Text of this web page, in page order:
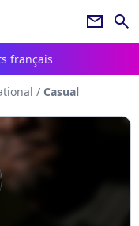
newsletter search
français
/ Casual